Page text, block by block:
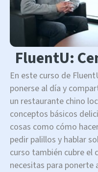
FluentU:
En este curso de
ponerse al día y
un restaurante chino
conceptos básicos
cosas como cómo
pedir palillos y hablar
curso también cubre el
necesitas para ponerte